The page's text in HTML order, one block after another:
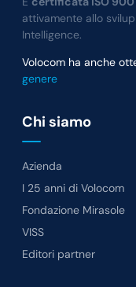
attivamente allo
Intelligence.
Volocom ha anche
genere
Chi siamo
Azienda
I 25 anni di Volocom
Fondazione Mirasole
VISS
Editori partner